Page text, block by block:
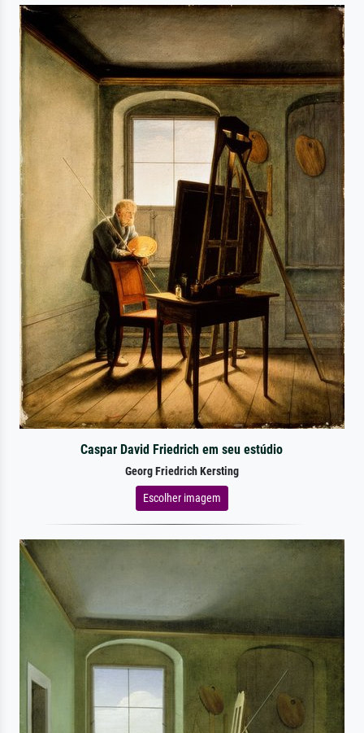
Caspar David Friedrich em seu estúdio
Georg Friedrich Kersting
Escolher imagem